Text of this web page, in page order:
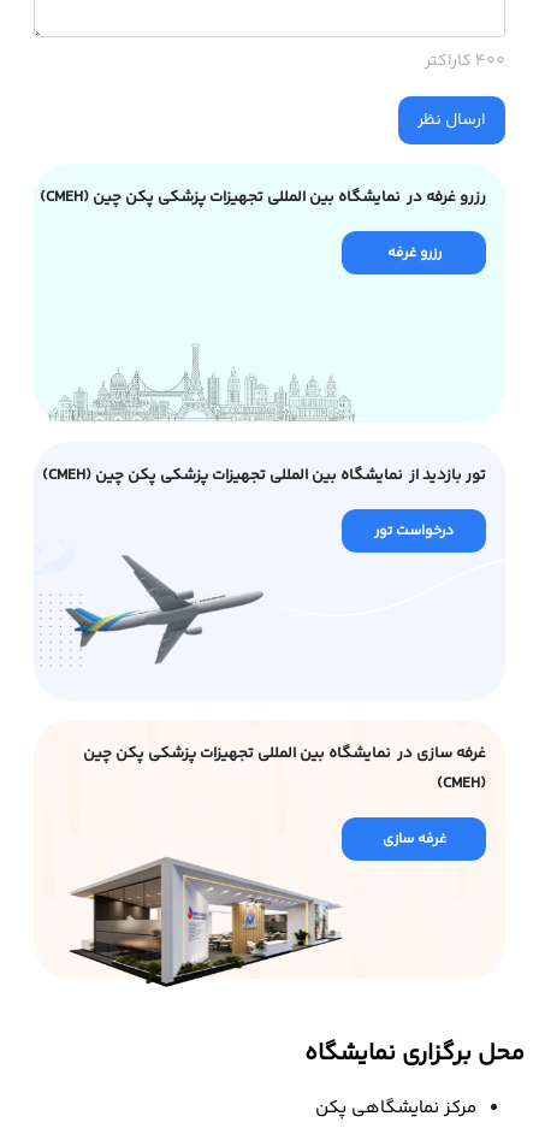
400 کاراکتر
ارسال نظر
رزرو غرفه در نمایشگاه بین المللی تجهیزات پزشکی پکن چین (CMEH)
رزرو غرفه
تور بازدید از نمایشگاه بین المللی تجهیزات پزشکی پکن چین (CMEH)
درخواست تور
غرفه سازی در نمایشگاه بین المللی تجهیزات پزشکی پکن چین
(CMEH)
غرفه سازی
محل برگزاری نمایشگاه
مرکز نمایشگاهی پکن